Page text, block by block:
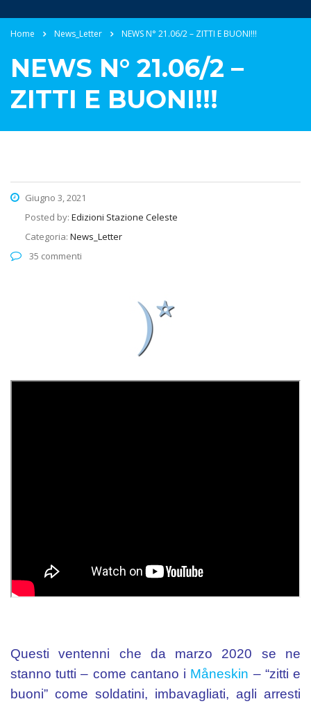
Home News_Letter NEWS N° 21.06/2 – ZITTI E BUONI!!!
NEWS N° 21.06/2 –
ZITTI E BUONI!!!
Giugno 3, 2021
Posted by: Edizioni Stazione Celeste
Categoria: News_Letter
35 commenti
Questi ventenni che da marzo 2020 se ne
stanno tutti – come cantano i Måneskin – “zitti e
buoni” come soldatini, imbavagliati, agli arresti